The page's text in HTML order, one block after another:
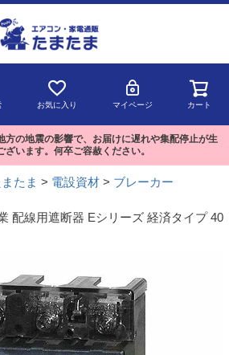
お気に入り マイページ カート
方の地震の影響で、お届けに遅れや集配停止が生
ざいます。何卒ご容赦ください。
たま 電設資材
ブレーカー
配線用遮断器 Eシリーズ 経済タイプ 40